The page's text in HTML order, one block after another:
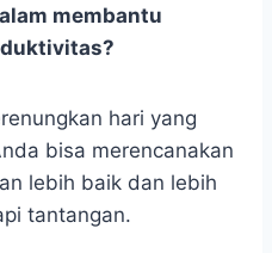
membantu
hari yang
bisa merencanakan
lebih baik dan lebih
tantangan.